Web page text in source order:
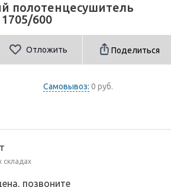
полотенцесушитель
600
Отложить Поделиться
Самовывоз: 0 руб.
складах
позвоните